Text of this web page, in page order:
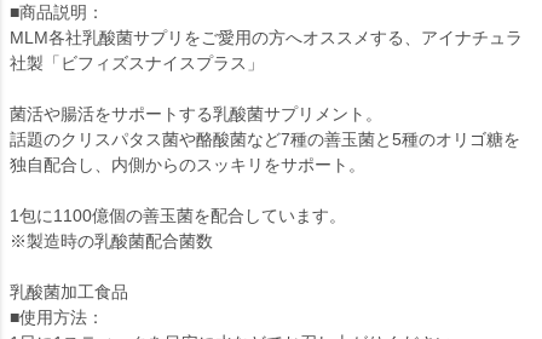
■商品説明：
MLM各社乳酸菌サプリをご愛用の方へオススメする、アイナチュラ
社製「ビフィズスナイスプラス」
菌活や腸活をサポートする乳酸菌サプリメント。
話題のクリスパタス菌や酪酸菌など7種の善玉菌と5種のオリゴ糖を
独自配合し、内側からのスッキリをサポート。
1包に1100億個の善玉菌を配合しています。
※製造時の乳酸菌配合菌数
乳酸菌加工食品
■使用方法：